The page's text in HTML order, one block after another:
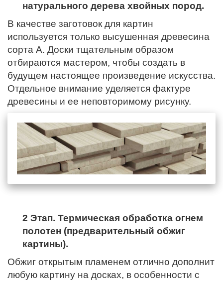
натурального дерева хвойных пород.
В качестве заготовок для картин
используется только высушенная древесина
сорта А. Доски тщательным образом
отбираются мастером, чтобы создать в
будущем настоящее произведение искусства.
Отдельное внимание уделяется фактуре
древесины и ее неповторимому рисунку.
2 Этап. Термическая обработка огнем
полотен (предварительный обжиг
картины).
Обжиг открытым пламенем отлично дополнит
любую картину на досках, в особенности с